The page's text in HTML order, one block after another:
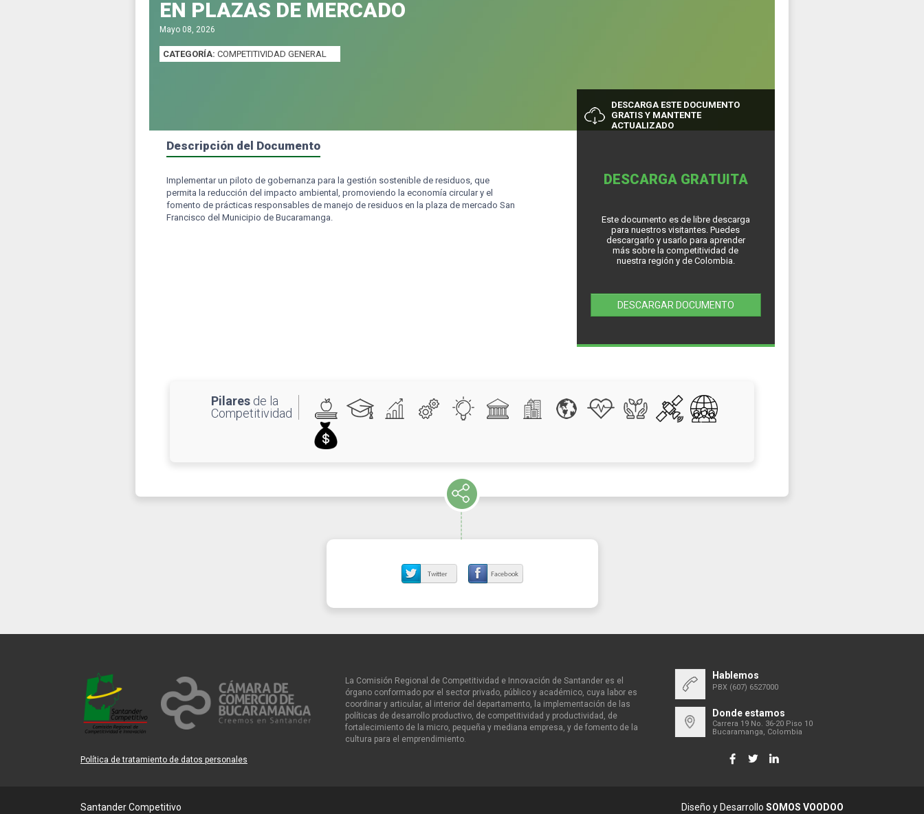
EN PLAZAS DE MERCADO
Mayo 08, 2026
CATEGORÍA: COMPETITIVIDAD GENERAL
Descripción del Documento
Implementar un piloto de gobernanza para la gestión sostenible de residuos, que
permita la reducción del impacto ambiental, promoviendo la economía circular y el
fomento de prácticas responsables de manejo de residuos en la plaza de mercado San
Francisco del Municipio de Bucaramanga.
DESCARGA ESTE DOCUMENTO
GRATIS Y MANTENTE
ACTUALIZADO
DESCARGA GRATUITA
Este documento es de libre descarga
para nuestros visitantes. Puedes
descargarlo y usarlo para aprender
más sobre la competitividad de
nuestra región y de Colombia.
DESCARGAR DOCUMENTO
Pilares de la
Competitividad
Política de tratamiento de datos personales
La Comisión Regional de Competitividad e Innovación de Santander es el
órgano conformado por el sector privado, público y académico, cuya labor es
coordinar y articular, al interior del departamento, la implementación de las
políticas de desarrollo productivo, de competitividad y productividad, de
fortalecimiento de la micro, pequeña y mediana empresa, y de fomento de la
cultura para el emprendimiento.
Hablemos
PBX (607) 6527000
Donde estamos
Carrera 19 No. 36-20 Piso 10
Bucaramanga, Colombia
Santander Competitivo Diseño y Desarrollo SOMOS VOODOO